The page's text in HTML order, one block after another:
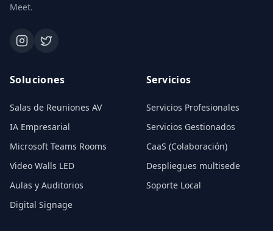
Meet.
Soluciones
Salas de Reuniones AV
IA Empresarial
Microsoft Teams Rooms
Video Walls LED
Aulas y Auditorios
Digital Signage
Servicios
Servicios Profesionales
Servicios Gestionados
CaaS (Colaboración)
Despliegues multisede
Soporte Local